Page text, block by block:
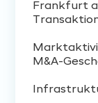
Frankfurt
M&A-